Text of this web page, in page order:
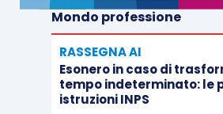
Mondo professione
RASSEGNA AI
Esonero in caso di
tempo indeterminato: le
istruzioni INPS